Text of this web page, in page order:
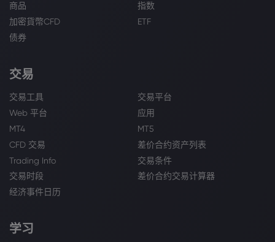
商品
指数
加密貨幣CFD
ETF
债券
交易
交易工具
交易平台
Web 平台
应用
MT4
MT5
CFD 交易
差价合约资产列表
Trading Info
交易条件
交易时段
差价合约交易计算器
经济事件日历
学习